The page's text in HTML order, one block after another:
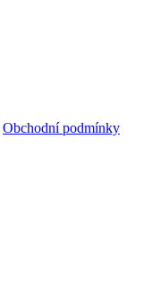
Obchodní podmínky